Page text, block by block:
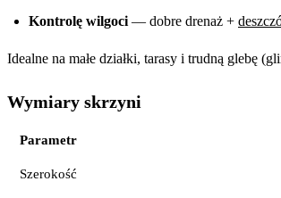
Kontrolę wilgoci — dobre drenaż +
Idealne na małe działki, tarasy i trudną glebę
Wymiary skrzyni
Parametr
Szerokość